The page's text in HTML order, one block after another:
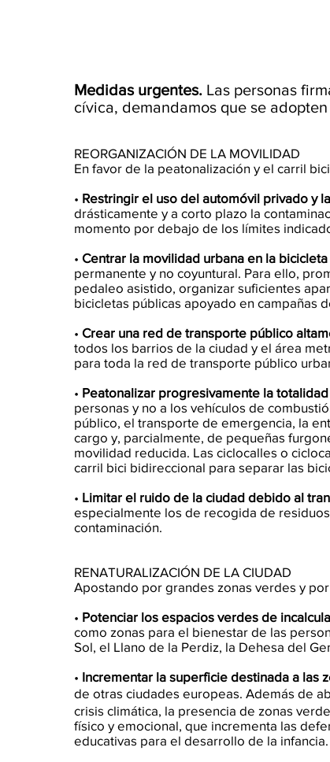
-
Medidas urgentes. Las personas
cívica, demandamos que se
REORGANIZACIÓN DE LA MOVILIDAD
En favor de la peatonalización y el carril
• Restringir el uso del automóvil privado y
drásticamente y a corto plazo la
momento por debajo de los límites
• Centrar la movilidad urbana en la bicicleta
permanente y no coyuntural. Para ello,
pedaleo asistido, organizar suficientes
bicicletas públicas apoyado en campañas
• Crear una red de transporte público
todos los barrios de la ciudad y el área
para toda la red de transporte público
• Peatonalizar progresivamente la
personas y no a los vehículos de
público, el transporte de emergencia, la
cargo y, parcialmente, de pequeñas
movilidad reducida. Las ciclocalles o
carril bici bidireccional para separar las
• Limitar el ruido de la ciudad debido al
especialmente los de recogida de
contaminación.
RENATURALIZACIÓN DE LA CIUDAD
Apostando por grandes zonas verdes y
• Potenciar los espacios verdes de
como zonas para el bienestar de las
Sol, el Llano de la Perdiz, la Dehesa del
• Incrementar la superficie destinada a las
de otras ciudades europeas. Además de
crisis climática, la presencia de zonas
físico y emocional, que incrementa las
educativas para el desarrollo de la infancia.